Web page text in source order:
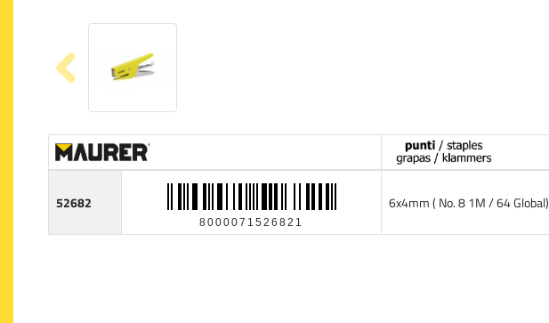
52682
8000071526821
6x4mm ( No. 8 1M / 64 Global)